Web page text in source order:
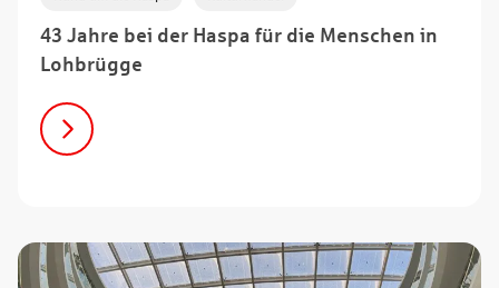
43 Jahre bei der Haspa für die Menschen in
Lohbrügge